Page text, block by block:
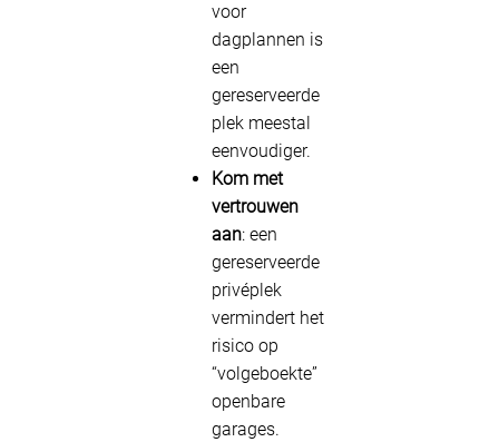
voor
dagplannen is
een
gereserveerde
plek meestal
eenvoudiger.
Kom met
vertrouwen
aan: een
gereserveerde
privéplek
vermindert het
risico op
“volgeboekte”
openbare
garages.